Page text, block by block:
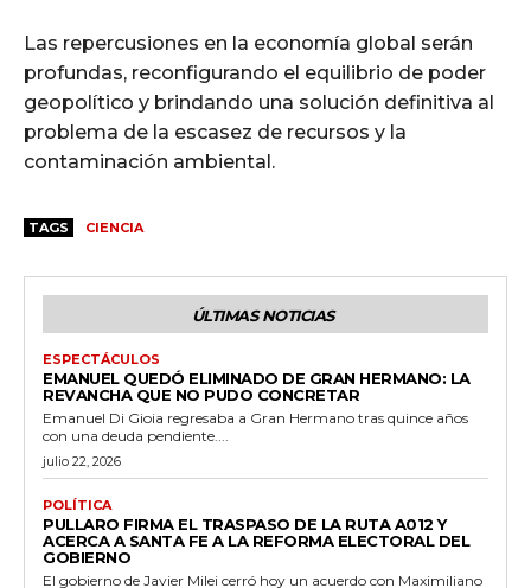
Las repercusiones en la economía global serán
profundas, reconfigurando el equilibrio de poder
geopolítico y brindando una solución definitiva al
problema de la escasez de recursos y la
contaminación ambiental.
TAGS CIENCIA
ÚLTIMAS NOTICIAS
ESPECTÁCULOS
EMANUEL QUEDÓ ELIMINADO DE GRAN HERMANO: LA
REVANCHA QUE NO PUDO CONCRETAR
Emanuel Di Gioia regresaba a Gran Hermano tras quince años
con una deuda pendiente....
julio 22, 2026
POLÍTICA
PULLARO FIRMA EL TRASPASO DE LA RUTA A012 Y
ACERCA A SANTA FE A LA REFORMA ELECTORAL DEL
GOBIERNO
El gobierno de Javier Milei cerró hoy un acuerdo con Maximiliano